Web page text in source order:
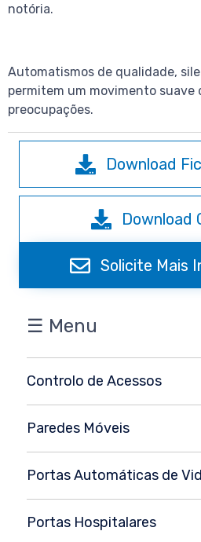
notória.
Automatismos de qualidade,
permitem um movimento suave
preocupações.
Download
Download
Solicite Mais
☰ Menu
Controlo de Acessos
Paredes Móveis
Portas Automáticas de
Portas Hospitalares